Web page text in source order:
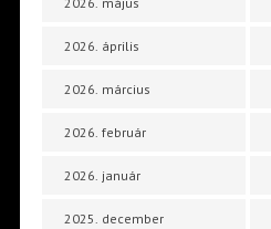
2026. április
2026. március
2026. február
2026. január
2025. december